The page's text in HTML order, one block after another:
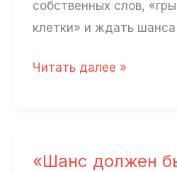
собственных слов,
клетки» и ждать
«Это
фашистами»
Читать далее »
«Шанс должен